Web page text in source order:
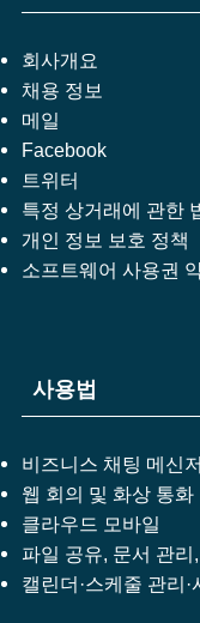
회사개요
채용 정보
메일
Facebook
트위터
특정 상거래에 관한
개인 정보 보호 정책
소프트웨어 사용권
사용법
비즈니스 채팅 메신저
웹 회의 및 화상 통화
클라우드 모바일
파일 공유, 문서 관
캘린더·스케줄 관리·